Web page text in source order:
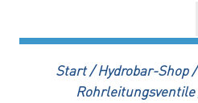
Start /Hydrobar-Shop /
Rohrleitungsventile